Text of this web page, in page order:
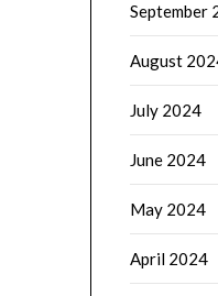
September
August
July 2024
June 2024
May 2024
April 2024